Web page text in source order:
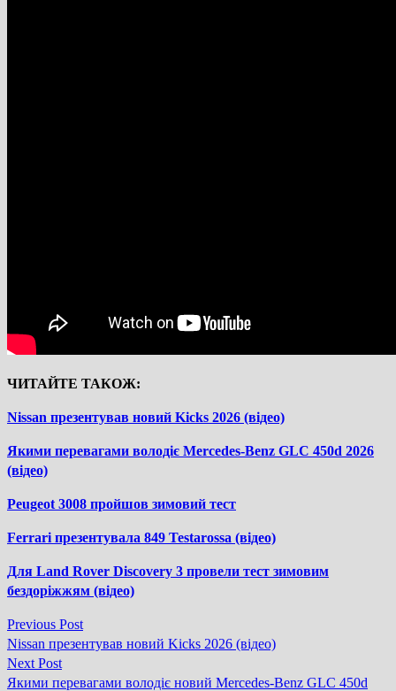
ЧИТАЙТЕ ТАКОЖ:
Nissan презентував новий Kicks 2026 (відео)
Якими перевагами володіє Mercedes-Benz GLC 450d 2026
(відео)
Peugeot 3008 пройшов зимовий тест
Ferrari презентувала 849 Testarossa (відео)
Для Land Rover Discovery 3 провели тест зимовим
бездоріжжям (відео)
Навігація
записів
Previous PostPrevious
post:
Nissan презентував новий Kicks 2026 (відео)
Next PostNext
post:
Якими перевагами володіє новий Mercedes-Benz GLC 450d